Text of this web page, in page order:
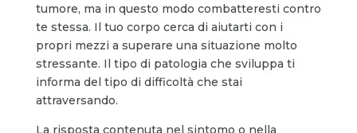
tumore, ma in questo modo combatteresti contro
te stessa. Il tuo corpo cerca di aiutarti con i
propri mezzi a superare una situazione molto
stressante. Il tipo di patologia che sviluppa ti
informa del tipo di difficoltà che stai
attraversando.
La risposta contenuta nel sintomo o nella